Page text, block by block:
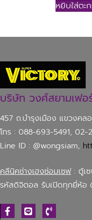
หยิบใส่ตะ
บริษัท วงศ์สยามเฟอ
457 ถ.บำรุงเมือง แขวงคล
โทร : 088-693-5491, 02-
Line ID : @wongsiam,
คลีนิคช่างเฮงซ่อมเซฟ : ตู้เ
รหัสดิจิตอล รับเปิดทุกยี่ห้